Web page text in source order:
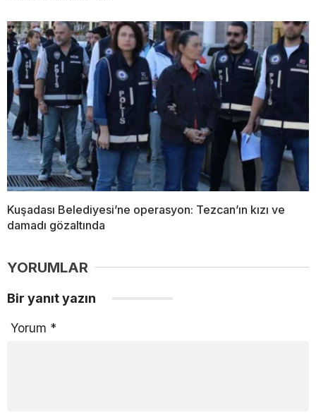
Kuşadası Belediyesi’ne operasyon: Tezcan’ın kızı ve
damadı gözaltında
YORUMLAR
Bir yanıt yazın
Yorum *